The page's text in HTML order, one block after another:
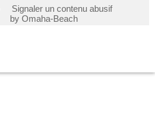
Signaler un contenu abusif
by Omaha-Beach